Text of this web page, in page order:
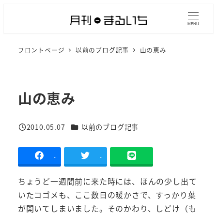
MENU
フロントページ 以前のブログ記事 山の恵み
山の恵み
投稿日
2010.05.07 カテゴリー
以前のブログ記事
- -
ちょうど一週間前に来た時には、ほんの少し出て
いたコゴメも、ここ数日の暖かさで、すっかり葉
が開いてしまいました。そのかわり、しどけ（も